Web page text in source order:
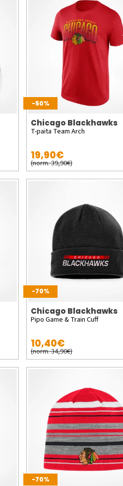
-50%
Chicago Blackhawks
T-paita Team Arch
19,90€
(norm. 39,90€)
-70%
Chicago Blackhawks
Pipo Game & Train Cuff
10,40€
(norm. 34,90€)
-70%